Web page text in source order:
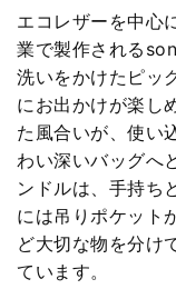
エコレザーを中心
業で製作される
洗いをかけたピッ
にお出かけが楽し
た風合いが、使い
わい深いバッグへ
ンドルは、手持ち
には吊りポケット
ど大切な物を分け
ています。